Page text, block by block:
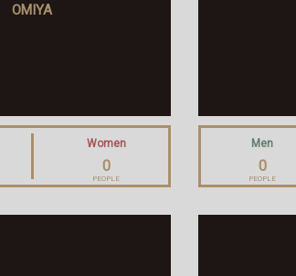
OMIYA
Women
0
PEOPLE
Men
0
PEOPLE